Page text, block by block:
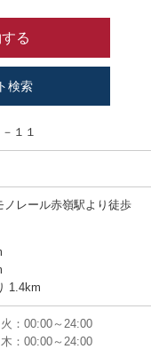
る
検索
１１
レール赤嶺駅より徒歩
1.4km
火：00:00～24:00
木：00:00～24:00